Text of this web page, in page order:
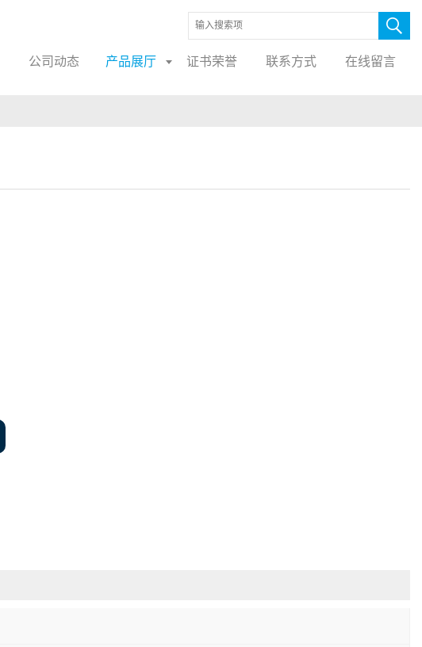
公司动态 产品展厅 证书荣誉 联系方式 在线留言